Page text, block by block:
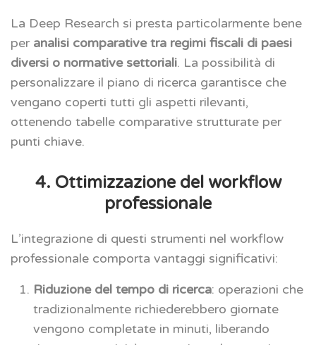
La Deep Research si presta particolarmente bene
per analisi comparative tra regimi fiscali di paesi
diversi o normative settoriali. La possibilità di
personalizzare il piano di ricerca garantisce che
vengano coperti tutti gli aspetti rilevanti,
ottenendo tabelle comparative strutturate per
punti chiave.
4. Ottimizzazione del workflow
professionale
L’integrazione di questi strumenti nel workflow
professionale comporta vantaggi significativi:
Riduzione del tempo di ricerca: operazioni che
tradizionalmente richiederebbero giornate
vengono completate in minuti, liberando